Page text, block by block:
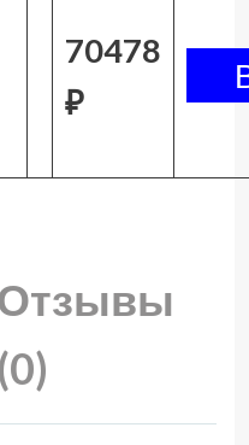
70478
₽
(0)